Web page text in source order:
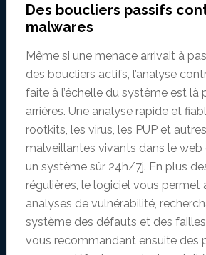
Des boucliers passifs
malwares
Même si une menace arrivait à
des boucliers actifs, l’analyse
faite à l’échelle du système est là
arrières. Une analyse rapide et
rootkits, les virus, les PUP et
malveillantes vivants dans le web
un système sûr 24h/7j. En plus
régulières, le logiciel vous permet
analyses de vulnérabilité,
système des défauts et des
vous recommandant ensuite des